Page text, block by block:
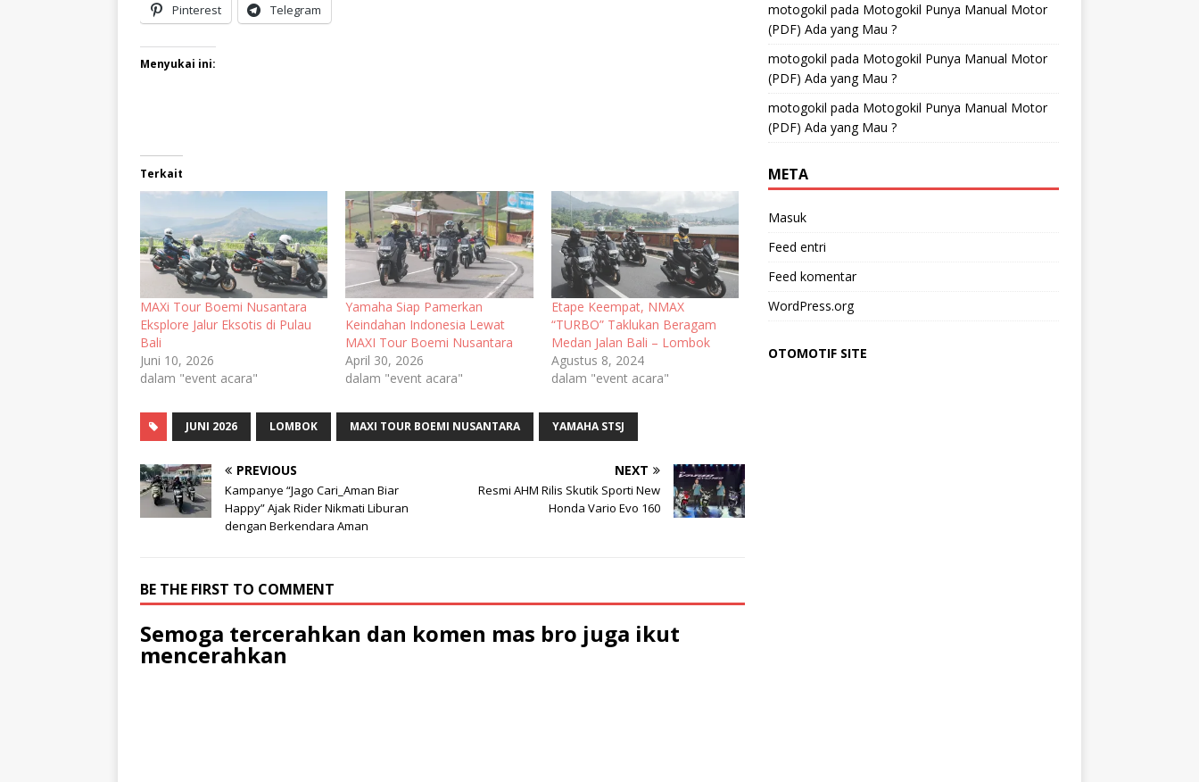
Pinterest Telegram
Menyukai ini:
Terkait
MAXi Tour Boemi Nusantara
Eksplore Jalur Eksotis di Pulau
Bali
Juni 10, 2026
dalam "event acara"
Yamaha Siap Pamerkan
Keindahan Indonesia Lewat
MAXI Tour Boemi Nusantara
April 30, 2026
dalam "event acara"
Etape Keempat, NMAX
“TURBO” Taklukan Beragam
Medan Jalan Bali – Lombok
Agustus 8, 2024
dalam "event acara"
JUNI 2026 LOMBOK MAXI TOUR BOEMI NUSANTARA YAMAHA STSJ
PREVIOUS
Kampanye “Jago Cari_Aman Biar
Happy” Ajak Rider Nikmati Liburan
dengan Berkendara Aman
NEXT
Resmi AHM Rilis Skutik Sporti New
Honda Vario Evo 160
BE THE FIRST TO COMMENT
Semoga tercerahkan dan komen mas bro juga ikut
mencerahkan
motogokil pada Motogokil Punya Manual Motor
(PDF) Ada yang Mau ?
motogokil pada Motogokil Punya Manual Motor
(PDF) Ada yang Mau ?
motogokil pada Motogokil Punya Manual Motor
(PDF) Ada yang Mau ?
META
Masuk
Feed entri
Feed komentar
WordPress.org
OTOMOTIF SITE